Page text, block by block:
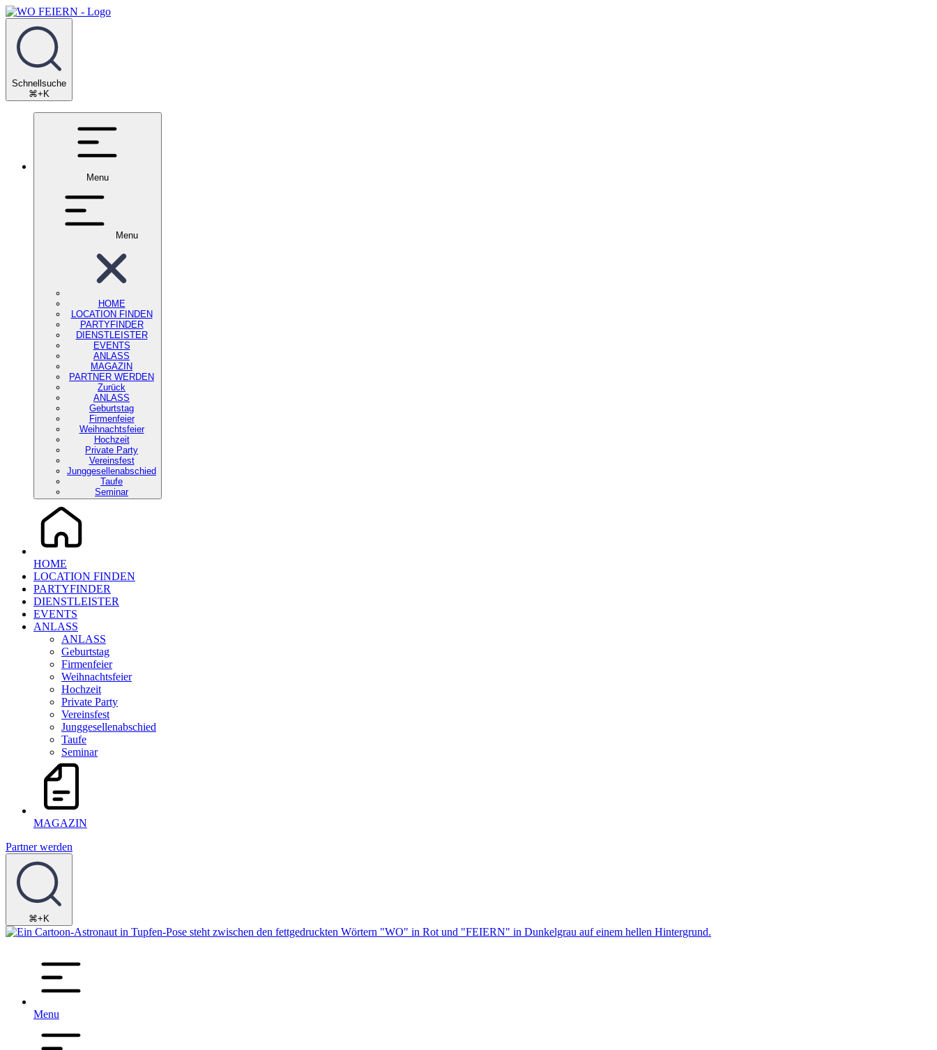
Schnellsuche
⌘+K
Menu
Menu
HOME
LOCATION FINDEN
PARTYFINDER
DIENSTLEISTER
EVENTS
ANLASS
MAGAZIN
PARTNER WERDEN
Zurück
ANLASS
Geburtstag
Firmenfeier
Weihnachtsfeier
Hochzeit
Private Party
Vereinsfest
Junggesellenabschied
Taufe
Seminar
HOME
LOCATION FINDEN
PARTYFINDER
DIENSTLEISTER
EVENTS
ANLASS
ANLASS
Geburtstag
Firmenfeier
Weihnachtsfeier
Hochzeit
Private Party
Vereinsfest
Junggesellenabschied
Taufe
Seminar
MAGAZIN
Partner werden
⌘+K
Menu